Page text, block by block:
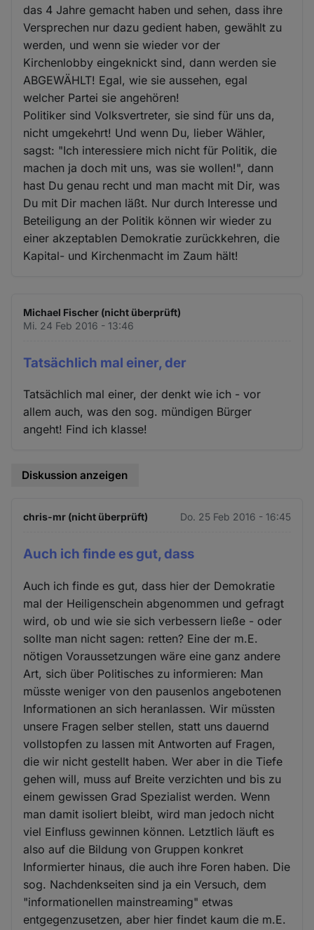
das 4 Jahre gemacht haben und sehen, dass ihre
Versprechen nur dazu gedient haben, gewählt zu
werden, und wenn sie wieder vor der
Kirchenlobby eingeknickt sind, dann werden sie
ABGEWÄHLT! Egal, wie sie aussehen, egal
welcher Partei sie angehören!
Politiker sind Volksvertreter, sie sind für uns da,
nicht umgekehrt! Und wenn Du, lieber Wähler,
sagst: "Ich interessiere mich nicht für Politik, die
machen ja doch mit uns, was sie wollen!", dann
hast Du genau recht und man macht mit Dir, was
Du mit Dir machen läßt. Nur durch Interesse und
Beteiligung an der Politik können wir wieder zu
einer akzeptablen Demokratie zurückkehren, die
Kapital- und Kirchenmacht im Zaum hält!
Michael Fischer (nicht überprüft)
Mi. 24 Feb 2016 - 13:46
Tatsächlich mal einer, der
Tatsächlich mal einer, der denkt wie ich - vor
allem auch, was den sog. mündigen Bürger
angeht! Find ich klasse!
Diskussion anzeigen
chris-mr (nicht überprüft) Do. 25 Feb 2016 - 16:45
Auch ich finde es gut, dass
Auch ich finde es gut, dass hier der Demokratie
mal der Heiligenschein abgenommen und gefragt
wird, ob und wie sie sich verbessern ließe - oder
sollte man nicht sagen: retten? Eine der m.E.
nötigen Voraussetzungen wäre eine ganz andere
Art, sich über Politisches zu informieren: Man
müsste weniger von den pausenlos angebotenen
Informationen an sich heranlassen. Wir müssten
unsere Fragen selber stellen, statt uns dauernd
vollstopfen zu lassen mit Antworten auf Fragen,
die wir nicht gestellt haben. Wer aber in die Tiefe
gehen will, muss auf Breite verzichten und bis zu
einem gewissen Grad Spezialist werden. Wenn
man damit isoliert bleibt, wird man jedoch nicht
viel Einfluss gewinnen können. Letztlich läuft es
also auf die Bildung von Gruppen konkret
Informierter hinaus, die auch ihre Foren haben. Die
sog. Nachdenkseiten sind ja ein Versuch, dem
"informationellen mainstreaming" etwas
entgegenzusetzen, aber hier findet kaum die m.E.